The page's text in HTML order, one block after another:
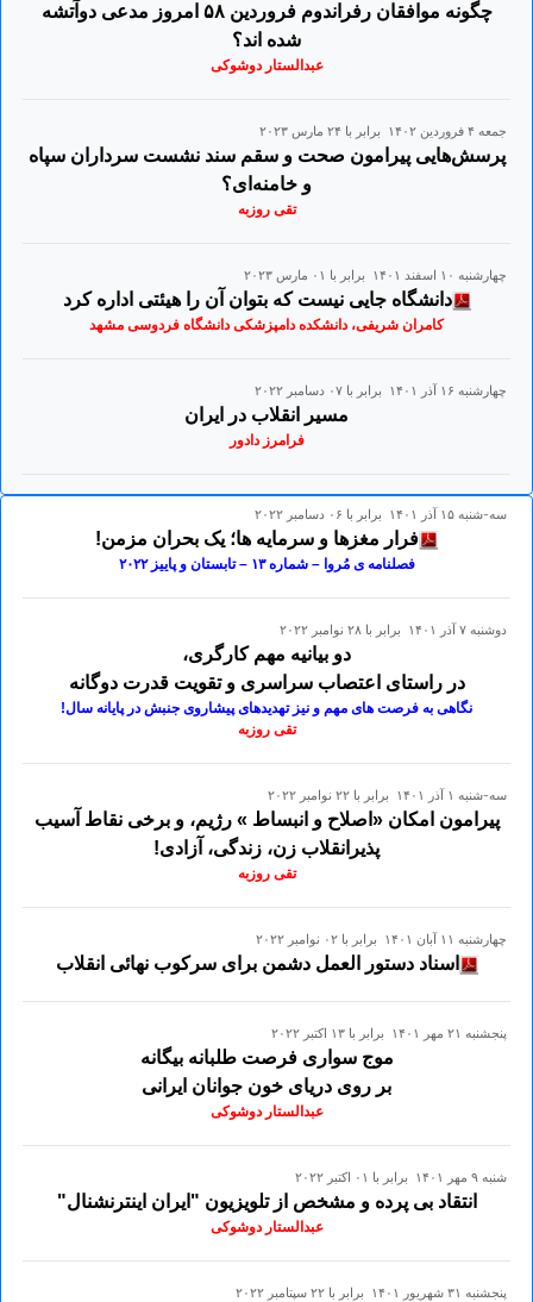
چگونه موافقان رفراندوم فروردین ۵٨ امروز مدعی دوآتشه
شده اند؟
عبدالستار دوشوکی
جمعه ۴ فروردين ۱۴۰۲ برابر با ۲۴ مارس ۲۰۲۳
پرسش‌هایی پیرامون صحت و سقم سند نشست سرداران سپاه
و خامنه‌ای؟
تقی روزبه
چهارشنبه ۱۰ اسفند ۱۴۰۱ برابر با ۰۱ مارس ۲۰۲۳
دانشگاه جایی نیست که بتوان آن را هیئتی اداره کرد
کامران شریفی، دانشکده دامپزشکی دانشگاه فردوسی مشهد
چهارشنبه ۱۶ آذر ۱۴۰۱ برابر با ۰۷ دسامبر ۲۰۲۲
مسیر انقلاب در ایران
فرامرز دادور
سه-شنبه ۱۵ آذر ۱۴۰۱ برابر با ۰۶ دسامبر ۲۰۲۲
فرار مغزها و سرمایه ها؛ یک بحران مزمن!
فصلنامه ی مُروا – شماره ۱۳ – تابستان و پاییز ۲۰۲۲
دوشنبه ۷ آذر ۱۴۰۱ برابر با ۲۸ نوامبر ۲۰۲۲
دو بیانیه مهم کارگری،
در راستای اعتصاب سراسری و تقویت قدرت دوگانه
نگاهی به فرصت های مهم و نیز تهدیدهای پیشاروی جنبش در پایانه سال!
تقی روزبه
سه-شنبه ۱ آذر ۱۴۰۱ برابر با ۲۲ نوامبر ۲۰۲۲
پیرامون امکان «اصلاح و انبساط » رژیم، و برخی نقاط آسیب
پذیرانقلاب زن، زندگی، آزادی!
تقی روزبه
چهارشنبه ۱۱ آبان ۱۴۰۱ برابر با ۰۲ نوامبر ۲۰۲۲
اسناد دستور العمل دشمن برای سرکوب نهائی انقلاب
پنجشنبه ۲۱ مهر ۱۴۰۱ برابر با ۱۳ اکتبر ۲۰۲۲
موج سواری فرصت طلبانه بیگانه
بر روی دریای خون جوانان ایرانی
عبدالستار دوشوکی
شنبه ۹ مهر ۱۴۰۱ برابر با ۰۱ اکتبر ۲۰۲۲
انتقاد بی پرده و مشخص از تلویزیون "ایران اینترنشنال"
عبدالستار دوشوکی
پنجشنبه ۳۱ شهريور ۱۴۰۱ برابر با ۲۲ سپتامبر ۲۰۲۲